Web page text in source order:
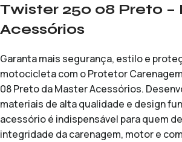
Twister 250 08 Preto –
Acessórios
Garanta mais segurança, estilo e
motocicleta com o Protetor
08 Preto da Master Acessórios.
materiais de alta qualidade e design
acessório é indispensável para quem
integridade da carenagem, motor e